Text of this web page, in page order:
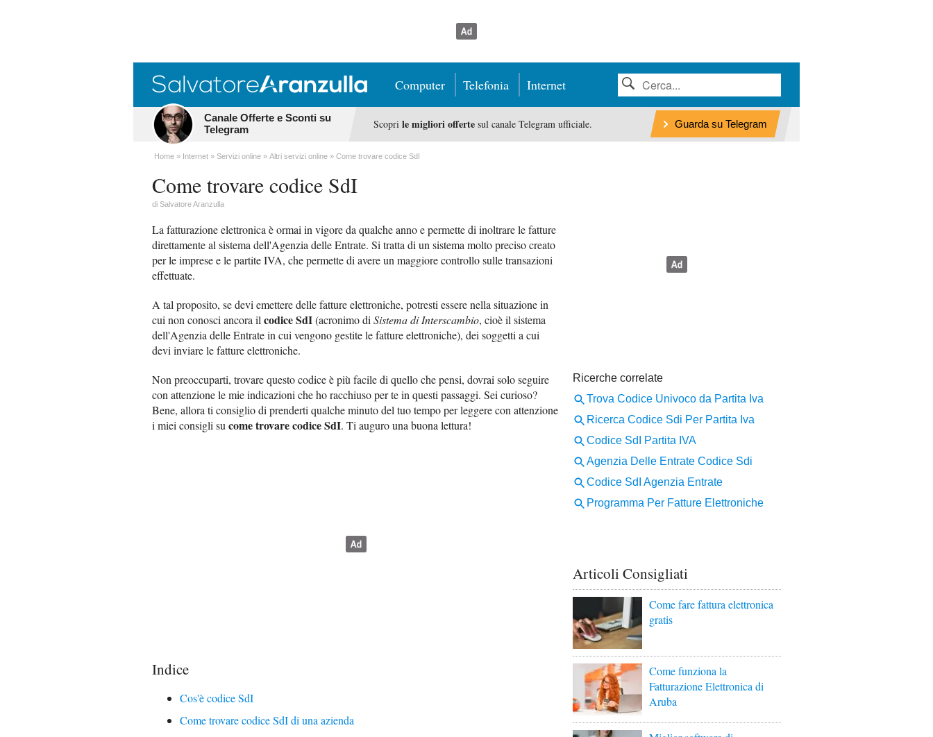
Computer Telefonia Internet
Canale Offerte e Sconti su
Telegram
Scopri le migliori offertesul canale Telegram ufficiale. Guarda su Telegram
Home Internet Servizi online Altri servizi online Come trovare codice SdI
Come trovare codice SdI
di Salvatore Aranzulla
La fatturazione elettronica è ormai in vigore da qualche anno e permette di inoltrare le fatture
direttamente al sistema dell'Agenzia delle Entrate. Si tratta di un sistema molto preciso creato
per le imprese e le partite IVA, che permette di avere un maggiore controllo sulle transazioni
effettuate.
A tal proposito, se devi emettere delle fatture elettroniche, potresti essere nella situazione in
cui non conosci ancora il codice SdI(acronimo di Sistema di Interscambio, cioè il sistema
dell'Agenzia delle Entrate in cui vengono gestite le fatture elettroniche), dei soggetti a cui
devi inviare le fatture elettroniche.
Non preoccuparti, trovare questo codice è più facile di quello che pensi, dovrai solo seguire
con attenzione le mie indicazioni che ho racchiuso per te in questi passaggi. Sei curioso?
Bene, allora ti consiglio di prenderti qualche minuto del tuo tempo per leggere con attenzione
i miei consigli su come trovare codice SdI. Ti auguro una buona lettura!
Indice
Cos'è codice SdI
Come trovare codice SdI di una azienda
Articoli Consigliati
Come fare fattura elettronica
gratis
Come funziona la
Fatturazione Elettronica di
Aruba